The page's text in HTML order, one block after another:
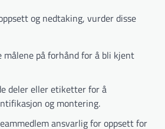
og nedtaking, vurder disse
målene på forhånd for å bli kjent
deler eller etiketter for å
og montering.
ansvarlig for oppsett for